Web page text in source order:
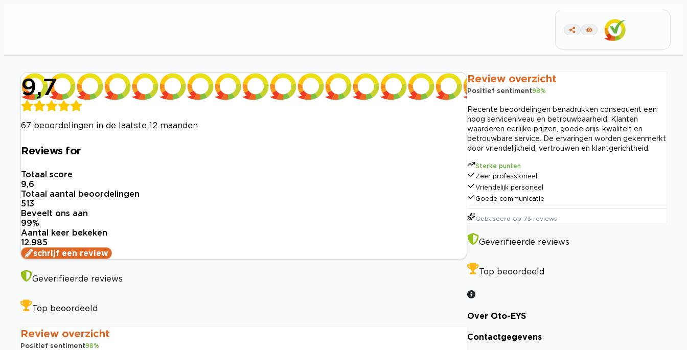
9,7
67 beoordelingen in de laatste 12 maanden
Reviews for
Totaal score
9,6
Totaal aantal beoordelingen
513
Beveelt ons aan
99%
Aantal keer bekeken
12.985
schrijf een review
Geverifieerde reviews
Top beoordeeld
Review overzicht
Positief sentiment98%
Review overzicht
Positief sentiment98%
Recente beoordelingen benadrukken consequent een
hoog serviceniveau en betrouwbaarheid. Klanten
waarderen eerlijke prijzen, goede prijs-kwaliteit en
betrouwbare service. De ervaringen worden gekenmerkt
door vriendelijkheid, vertrouwen en klantgerichtheid.
Sterke punten
Zeer professioneel
Vriendelijk personeel
Goede communicatie
Gebaseerd op 73 reviews
Geverifieerde reviews
Top beoordeeld
Over Oto-EYS
Contactgegevens